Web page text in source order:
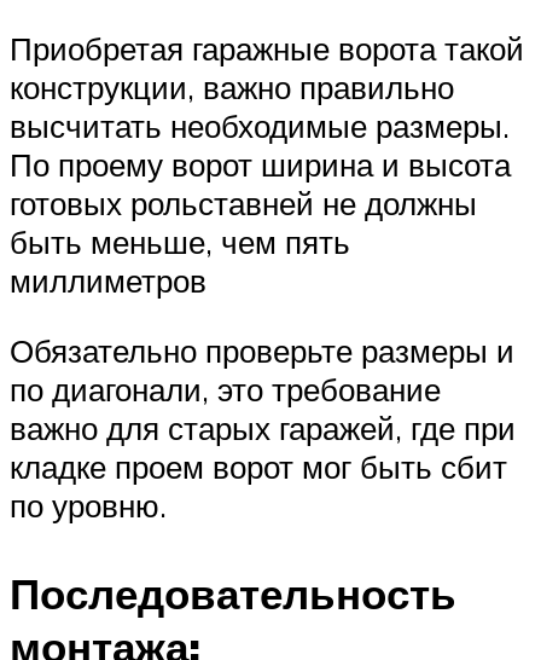
Приобретая гаражные ворота такой
конструкции, важно правильно
высчитать необходимые размеры.
По проему ворот ширина и высота
готовых рольставней не должны
быть меньше, чем пять
миллиметров
Обязательно проверьте размеры и
по диагонали, это требование
важно для старых гаражей, где при
кладке проем ворот мог быть сбит
по уровню.
Последовательность
монтажа: